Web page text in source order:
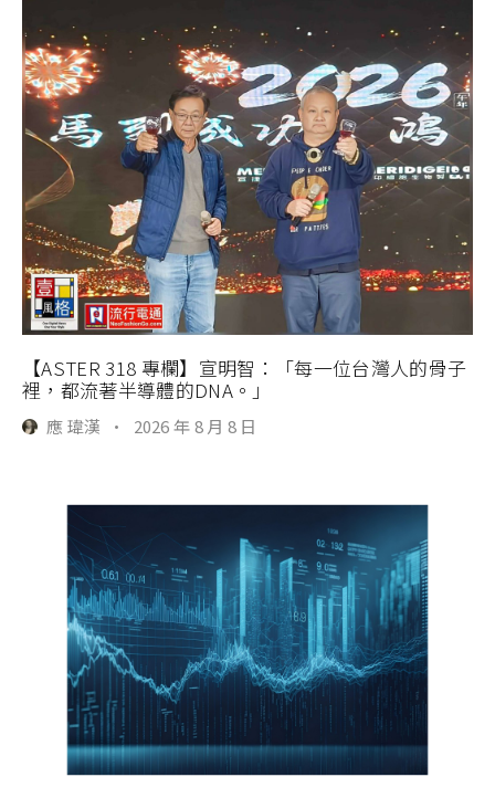
【ASTER 318 專欄】宣明智：「每一位台灣人的骨子
裡，都流著半導體的DNA。」
應 瑋漢 · 2026 年 8 月 8 日